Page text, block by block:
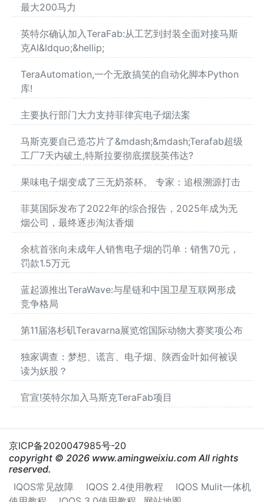
最大200马力
英特尔确认加入TeraFab:从工艺到封装全面对接马斯
克AI&ldquo;&hellip;
TeraAutomation,一个无敌搞笑的自动化脚本Python
库!
主要执行部门大力支持菲律宾电子烟法案
马斯克要自己造芯片了&mdash;&mdash;Terafab超级
工厂7天内破土,特斯拉要彻底摆脱英伟达?
果味电子烟变成了三无奶茶杯。 专家：追根溯源打击
菲莫国际发布了2022年的综合报告，2025年成为无
烟公司，最终逐步淘汰香烟
余杭首张向未成年人销售电子烟的罚单：销售70元，
罚款1.5万元
蓝起源推出TeraWave:与星链和中国卫星互联网形成
竞争格局
第11届洛杉矶Teravarna展览馆国际动物大赛奖项公布
独家调查：梦想、谎言、电子烟、陕西金叶如何被误
读为妖股？
官宣!英特尔加入马斯克TeraFab项目
京ICP备2020047985号-20
copyright © 2026 www.amingweixiu.com All rights
reserved.
IQOS常见故障
IQOS 2.4使用教程
IQOS Mulit一体机